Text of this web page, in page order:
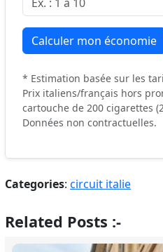
Calculer mon économie
* Estimation basée sur les
Prix italiens/français hors
cartouche de 200 cigarettes
Données non contractuelles.
Categories:circuit italie
Related Posts :-